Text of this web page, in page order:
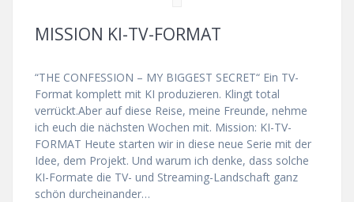
MISSION KI-TV-FORMAT
“THE CONFESSION – MY BIGGEST SECRET“ Ein TV-
Format komplett mit KI produzieren. Klingt total
verrückt.Aber auf diese Reise, meine Freunde, nehme
ich euch die nächsten Wochen mit. Mission: KI-TV-
FORMAT Heute starten wir in diese neue Serie mit der
Idee, dem Projekt. Und warum ich denke, dass solche
KI-Formate die TV- und Streaming-Landschaft ganz
schön durcheinander…